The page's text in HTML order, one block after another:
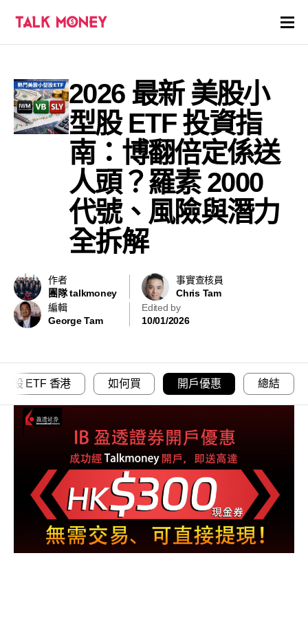
證券商評價
各種投資產品戶口
關於
2026 最新 美股小
型股 ETF 投資指
南：博翻倍定係送
人頭？羅素 2000
代號、風險與潛力
全拆解
作者
團隊 talkmoney
事實查核員
Chris Tam
編輯
George Tam
Edited by
10/01/2026
股 ETF 香港 如何買 開戶優惠 總結